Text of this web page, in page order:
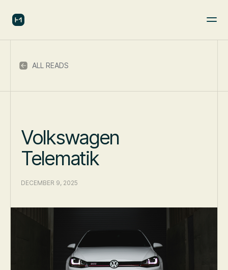
ALL READS
Volkswagen
Telematik
DECEMBER 9, 2025